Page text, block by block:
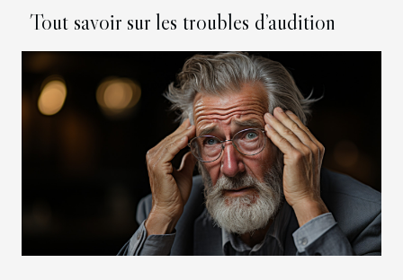
Tout savoir sur les troubles d’audition